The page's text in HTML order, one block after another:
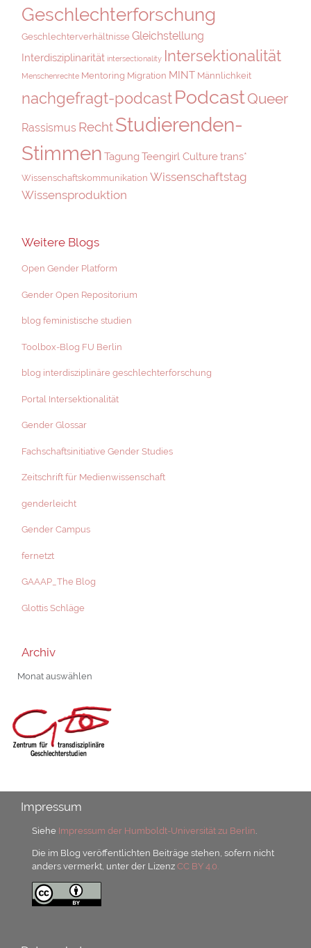
Geschlechterforschung
Geschlechterverhältnisse Gleichstellung
Interdisziplinarität intersectionality Intersektionalität
Menschenrechte Mentoring Migration MINT Männlichkeit
nachgefragt-podcastPodcastQueer
Rassismus RechtStudierenden-
Stimmen Tagung Teengirl Culturetrans*
Wissenschaftskommunikation Wissenschaftstag
Wissensproduktion
Weitere Blogs
Open Gender Platform
Gender Open Repositorium
blog feministische studien
Toolbox-Blog FU Berlin
blog interdisziplinäre geschlechterforschung
Portal Intersektionalität
Gender Glossar
Fachschaftsinitiative Gender Studies
Zeitschrift für Medienwissenschaft
genderleicht
Gender Campus
fernetzt
GAAAP_The Blog
Glottis Schläge
Archiv
Archiv
Impressum
Siehe Impressum der Humboldt-Universität zu Berlin.
Die im Blog veröffentlichten Beiträge stehen, sofern nicht
anders vermerkt, unter der LizenzCC BY 4.0.